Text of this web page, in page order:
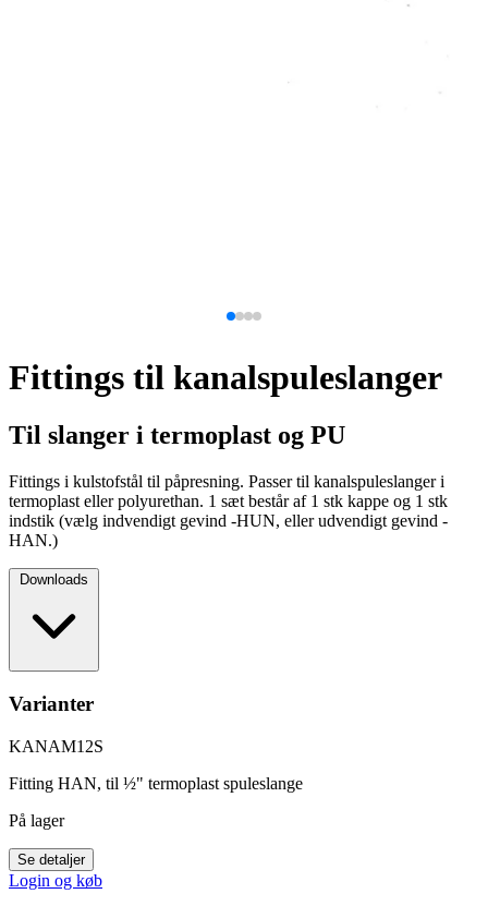
Fittings til kanalspuleslanger
Til slanger i termoplast og PU
Fittings i kulstofstål til påpresning. Passer til kanalspuleslanger i
termoplast eller polyurethan. 1 sæt består af 1 stk kappe og 1 stk
indstik (vælg indvendigt gevind -HUN, eller udvendigt gevind -
HAN.)
Downloads
Varianter
KANAM12S
Fitting HAN, til ½" termoplast spuleslange
På lager
Se detaljer
Login og køb